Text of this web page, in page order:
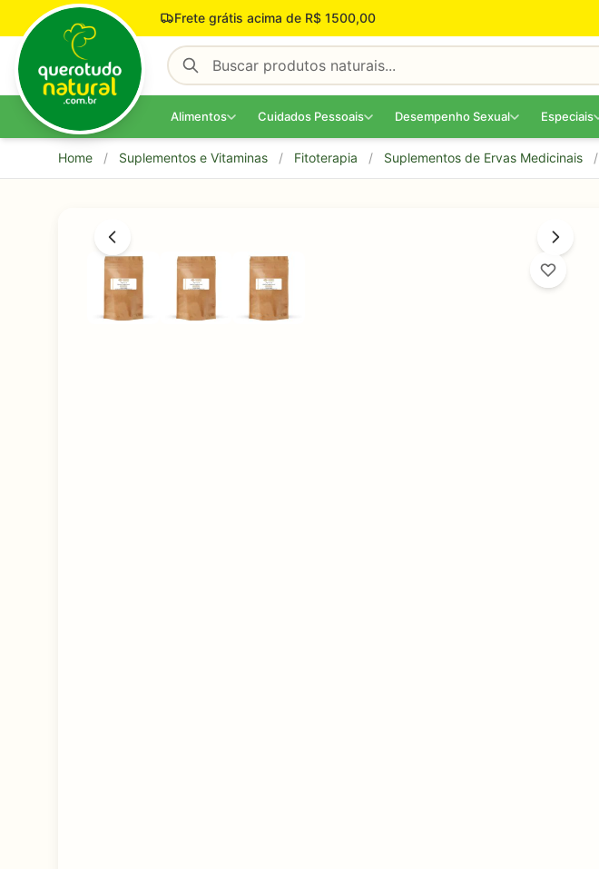
Pular para o conteúdo Frete grátis acima de R$ 1500,00
Alimentos Cuidados Pessoais Desempenho Sexual Especiais
Home / Suplementos e Vitaminas / Fitoterapia / Suplementos de Ervas Medicinais /